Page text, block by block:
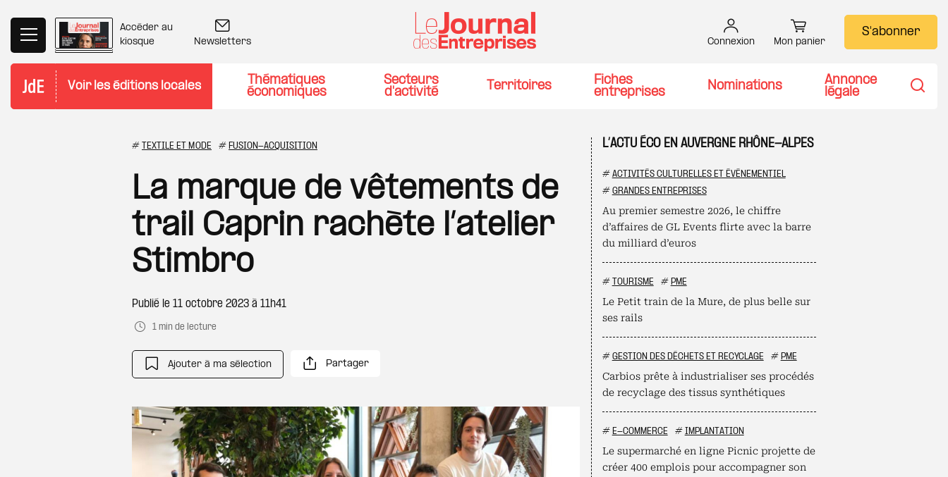
Accéder au
kiosque
Newsletters Connexion Mon panier
S'abonner
Voir les éditions locales
Thématiques
économiques
Secteurs
d'activité
Territoires
Fiches
entreprises
Nominations
Annonce
légale
# TEXTILE ET MODE # FUSION-ACQUISITION
La marque de vêtements de
trail Caprin rachète l’atelier
Stimbro
Publié le 11 octobre 2023 à 11h41
1 min de lecture
Ajouter à ma sélection Partager
L’ACTU ÉCO EN AUVERGNE RHÔNE-ALPES
# ACTIVITÉS CULTURELLES ET ÉVÉNEMENTIEL
# GRANDES ENTREPRISES
Au premier semestre 2026, le chiffre
d’affaires de GL Events flirte avec la barre
du milliard d’euros
# TOURISME # PME
Le Petit train de la Mure, de plus belle sur
ses rails
# GESTION DES DÉCHETS ET RECYCLAGE # PME
Carbios prête à industrialiser ses procédés
de recyclage des tissus synthétiques
# E-COMMERCE # IMPLANTATION
Le supermarché en ligne Picnic projette de
créer 400 emplois pour accompagner son